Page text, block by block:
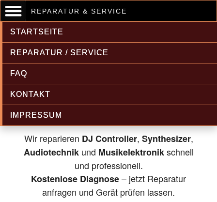
REPARATUR & SERVICE
STARTSEITE
REPARATUR / SERVICE
FAQ
KONTAKT
IMPRESSUM
Musikelektronik & Audiotechnik
Reparatur
Wir reparieren DJ Controller, Synthesizer,
Audiotechnikund Musikelektronikschnell
und professionell.
Kostenlose Diagnose– jetzt Reparatur
anfragen und Gerät prüfen lassen.